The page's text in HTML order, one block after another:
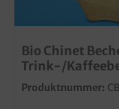
Bio Chinet
Trink-/
Produktnummer: